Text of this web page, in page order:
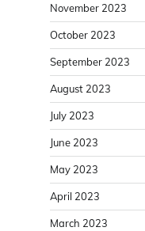
November 2023
October 2023
September 2023
August 2023
July 2023
June 2023
May 2023
April 2023
March 2023